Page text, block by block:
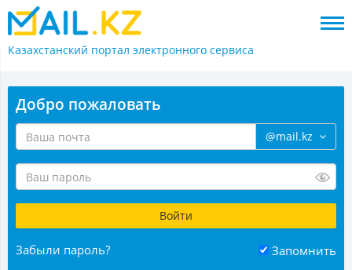
Казахстанский портал электронного сервиса
Добро пожаловать
@mail.kz
Забыли пароль? Запомнить